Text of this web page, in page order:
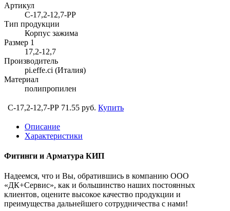
Артикул
C-17,2-12,7-PP
Тип продукции
Корпус зажима
Размер 1
17,2-12,7
Производитель
pi.effe.ci (Италия)
Материал
полипропилен
C-17,2-12,7-PP 71.55 руб. Купить
Описание
Характеристики
Фитинги и Арматура КИП
Надеемся, что и Вы, обратившись в компанию ООО
«ДК+Сервис», как и большинство наших постоянных
клиентов, оцените высокое качество продукции и
преимущества дальнейшего сотрудничества с нами!